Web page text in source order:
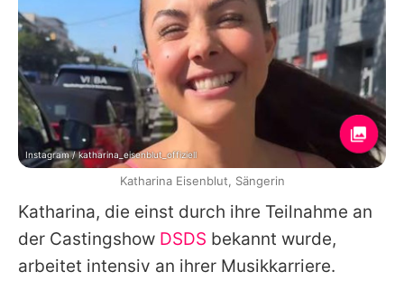
Katharina, die einst durch ihre Teilnahme an
der Castingshow DSDS bekannt wurde,
arbeitet intensiv an ihrer Musikkarriere.
Instagram / katharina_eisenblut_offiziell
Katharina Eisenblut, Sängerin